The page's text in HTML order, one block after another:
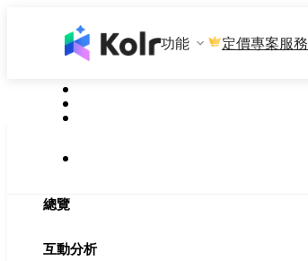
功能 定價專案服務
總覽
互動分析